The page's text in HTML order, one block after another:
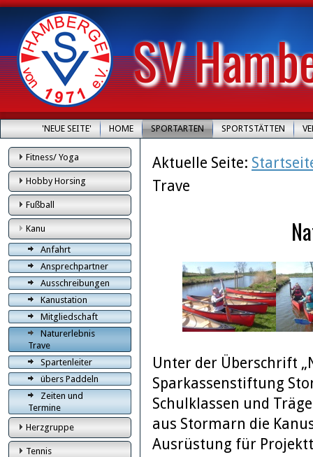
SV
'NEUE SEITE' HOME SPORTARTEN SPORTSTÄTTEN
Fitness/ Yoga
Hobby Horsing
Fußball
Kanu
Anfahrt
Ansprechpartner
Ausschreibungen
Kanustation
Mitgliedschaft
Naturerlebnis
Trave
Spartenleiter
übers Paddeln
Zeiten und
Termine
Herzgruppe
Tennis
Aktuelle Seite:
Trave
Unter der Überschrift
Sparkassenstiftung
Schulklassen und
aus Stormarn die
Ausrüstung für